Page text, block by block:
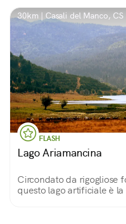
30km | Casali del Manco, CS
FLASH
Lago Ariamancina
Circondato da rigogliose
questo lago artificiale è